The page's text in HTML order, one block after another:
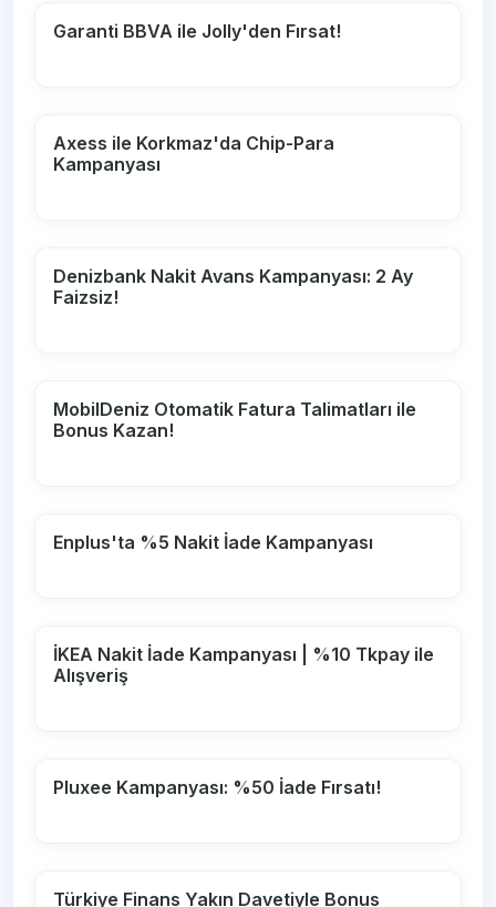
Garanti BBVA ile Jolly'den Fırsat!
Axess ile Korkmaz'da Chip-Para
Kampanyası
Denizbank Nakit Avans Kampanyası: 2 Ay
Faizsiz!
MobilDeniz Otomatik Fatura Talimatları ile
Bonus Kazan!
Enplus'ta %5 Nakit İade Kampanyası
İKEA Nakit İade Kampanyası | %10 Tkpay ile
Alışveriş
Pluxee Kampanyası: %50 İade Fırsatı!
Türkiye Finans Yakın Davetiyle Bonus